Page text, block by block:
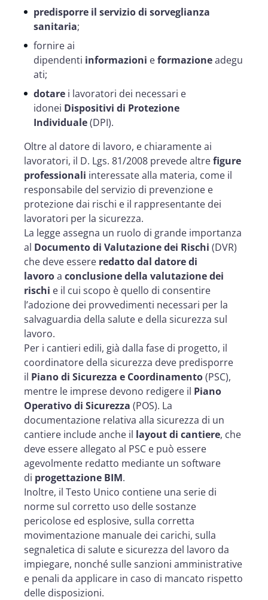
predisporre il servizio di sorveglianza
sanitaria;
fornire ai
dipendenti informazioni eformazioneadegu
ati;
dotare i lavoratori dei necessari e
idonei Dispositivi di Protezione
Individuale(DPI).
Oltre al datore di lavoro, e chiaramente ai
lavoratori, il D. Lgs. 81/2008 prevede altrefigure
professionali interessate alla materia, come il
responsabile del servizio di prevenzione e
protezione dai rischi e il rappresentante dei
lavoratori per la sicurezza.
La legge assegna un ruolo di grande importanza
al Documento di Valutazione dei Rischi (DVR)
che deve essere redatto dal datore di
lavoroa conclusione della valutazione dei
rischi e il cui scopo è quello di consentire
l’adozione dei provvedimenti necessari per la
salvaguardia della salute e della sicurezza sul
lavoro.
Per i cantieri edili, già dalla fase di progetto, il
coordinatore della sicurezza deve predisporre
il Piano di Sicurezza e Coordinamento(PSC),
mentre le imprese devono redigere il Piano
Operativo di Sicurezza (POS). La
documentazione relativa alla sicurezza di un
cantiere include anche il layout di cantiere, che
deve essere allegato al PSC e può essere
agevolmente redatto mediante un software
di progettazione BIM.
Inoltre, il Testo Unico contiene una serie di
norme sul corretto uso delle sostanze
pericolose ed esplosive, sulla corretta
movimentazione manuale dei carichi, sulla
segnaletica di salute e sicurezza del lavoro da
impiegare, nonché sulle sanzioni amministrative
e penali da applicare in caso di mancato rispetto
delle disposizioni.